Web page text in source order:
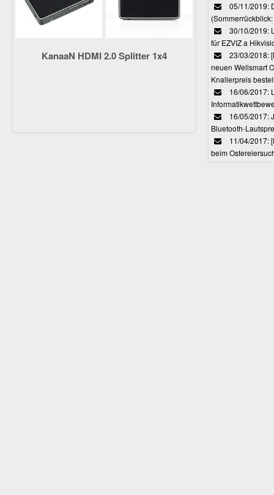
KanaaN HDMI 2.0 Splitter 1x4
05/11/2019:
30/10/2019:
für EZVIZ a
23/03/2018:
neuen Wellsmart
Knallerpreis
16/06/2017:
16/05/2017:
Bluetooth-
11/04/2017:
beim